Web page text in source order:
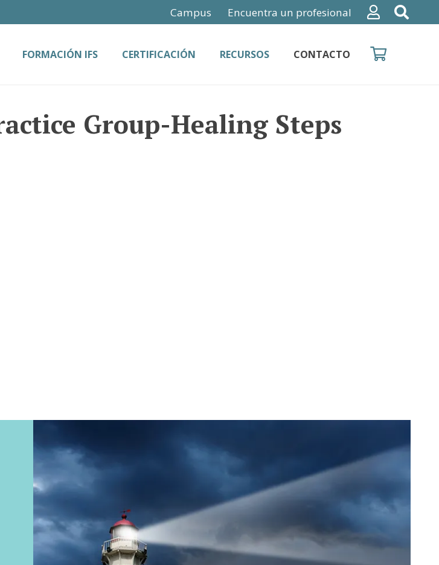
Campus Encuentra un profesional
FORMACIÓN IFS CERTIFICACIÓN RECURSOS CONTACTO
Group-Healing Steps